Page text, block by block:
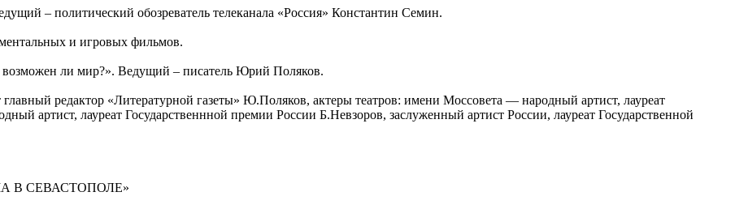
– политический обозреватель телеканала «Россия» Константин Семин.
и игровых фильмов.
ли мир?». Ведущий – писатель Юрий Поляков.
редактор «Литературной газеты» Ю.Поляков, актеры театров: имени Моссовета — народный артист, лауреат
артист, лауреат Государственнной премии России Б.Невзоров, заслуженный артист России, лауреат Государственной
В СЕВАСТОПОЛЕ»